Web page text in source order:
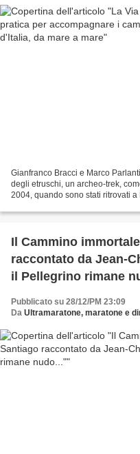
Gianfranco Bracci e Marco
degli etruschi, un archeo-trek,
2004, quando sono stati ritrovati
Il Cammino
raccontato da Jean-
il Pellegrino rimane
Pubblicato su 28/12/PM 23:09
Da Ultramaratone, maratone e